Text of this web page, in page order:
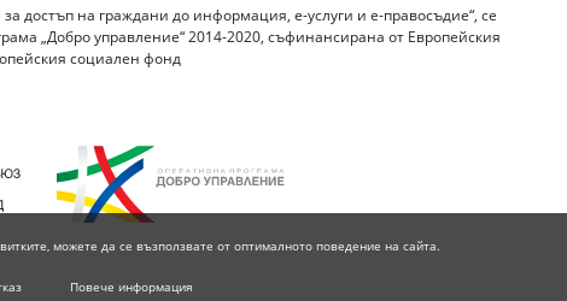
достъп на граждани до информация, е-услуги и е-правосъдие“, се
„Добро управление“ 2014-2020, съфинансирана от Европейския
социален фонд
можете да се възползвате от оптималното поведение на сайта.
Повече информация